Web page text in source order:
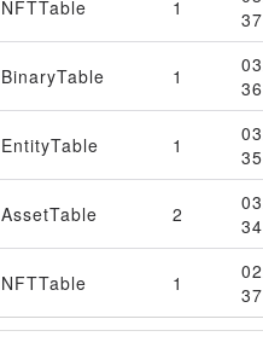
NFTTable 1
BinaryTable 1
EntityTable 1
AssetTable 2
NFTTable 1